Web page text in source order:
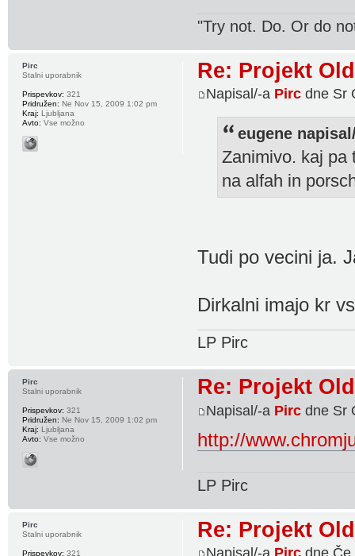
"Try not. Do. Or do
Re: Projekt
Napisal/-a Pirc dne Sr
eugene
Zanimivo. kaj pa
na alfah in
Tudi po vecini ja.
Dirkalni imajo kr
LP Pirc
Pirc
Stalni uporabnik
Prispevkov: 321
Pridružen: Ne Nov 15, 2009 1:02 pm
Kraj: Ljubljana
Avto: Vse možno
Re: Projekt
Napisal/-a Pirc dne Sr
http://
LP Pirc
Pirc
Stalni uporabnik
Prispevkov: 321
Pridružen: Ne Nov 15, 2009 1:02 pm
Kraj: Ljubljana
Avto: Vse možno
Re: Projekt
Napisal/-a Pirc dne Če
Pirc
Stalni uporabnik
Prispevkov: 321